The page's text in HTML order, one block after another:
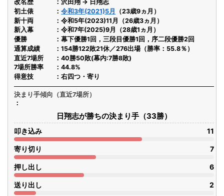
改名歴
沢田翔 → 日翔志
初土俵
令和3年(2021)5月
（23歳9ヵ月）
新十両
令和5年(2023)11月（26歳3ヵ月）
新入幕
令和7年(2025)9月（28歳1ヵ月）
優勝
幕下優勝1回，三段目優勝1回，序二段優勝2回
通算成績
154勝122敗21休／276出場（勝率：55.8％）
直近7場所
40勝50敗(幕内:7勝8敗)
7場所勝率
44.8%
得意技
右四つ・寄り
決まり手傾向（直近7場所）
日翔志が勝ちの決まり手（33勝）
叩き込み 11
寄り切り 7
押し出し 6
送り出し 2